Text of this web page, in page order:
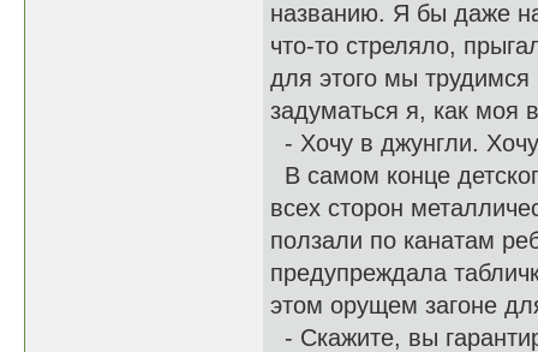
названию. Я бы даже
что-то стреляло,
для этого мы трудимся
задуматься я, как моя
- Хочу в джунгли.
В самом конце
всех сторон
ползали по канатам
предупреждала
этом орущем загоне
- Скажите, вы